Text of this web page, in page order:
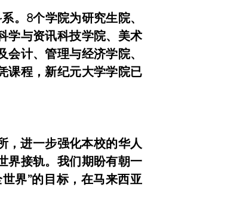
。8个学院为研究生院、
学与资讯科技学院、美术
计、管理与经济学院、
课程，新纪元大学学院已
，进一步强化本校的华人
界接轨。我们期盼有朝一
界”的目标，在马来西亚